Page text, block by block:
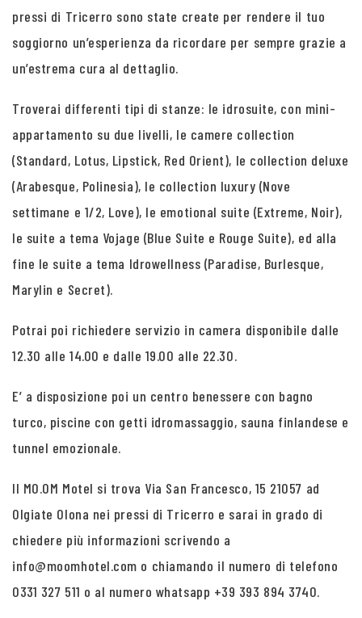
pressi di Tricerro sono state create per rendere il tuo
soggiorno un’esperienza da ricordare per sempre grazie a
un’estrema cura al dettaglio.
Troverai differenti tipi di stanze: le idrosuite, con mini-
appartamento su due livelli, le camere collection
(Standard, Lotus, Lipstick, Red Orient), le collection deluxe
(Arabesque, Polinesia), le collection luxury (Nove
settimane e 1/2, Love), le emotional suite (Extreme, Noir),
le suite a tema Vojage (Blue Suite e Rouge Suite), ed alla
fine le suite a tema Idrowellness (Paradise, Burlesque,
Marylin e Secret).
Potrai poi richiedere servizio in camera disponibile dalle
12.30 alle 14.00 e dalle 19.00 alle 22.30.
E’ a disposizione poi un centro benessere con bagno
turco, piscine con getti idromassaggio, sauna finlandese e
tunnel emozionale.
Il MO.OM Motel si trova Via San Francesco, 15 21057 ad
Olgiate Olona nei pressi di Tricerro e sarai in grado di
chiedere più informazioni scrivendo a
info@moomhotel.com o chiamando il numero di telefono
0331 327 511 o al numero whatsapp +39 393 894 3740.